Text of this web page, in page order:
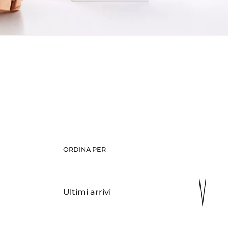
ORDINA PER
Ultimi arrivi